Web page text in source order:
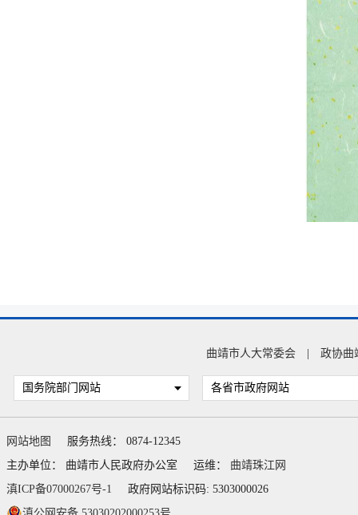
曲靖市人大常委会 政协曲
国务院部门网站 各省市政府网站
网站地图
服务热线： 0874-12345
主办单位： 曲靖市人民政府办公室
运维： 曲靖珠江网
滇ICP备07000267号-1
政府网站标识码: 5303000026